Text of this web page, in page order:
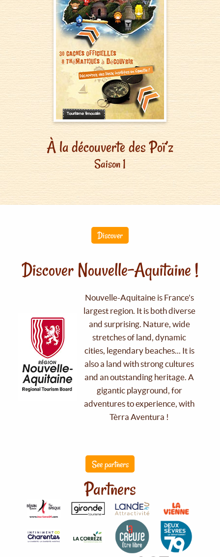
À la découverte des Poï’z
Saison 1
Discover
Discover Nouvelle-Aquitaine !
Nouvelle-Aquitaine is France's
largest region. It is both diverse
and surprising. Nature, wide
stretches of land, dynamic
cities, legendary beaches... It is
also a land with strong cultures
and an outstanding heritage. A
gigantic playground, for
adventures to experience, with
Tèrra Aventura !
See partners
Partners